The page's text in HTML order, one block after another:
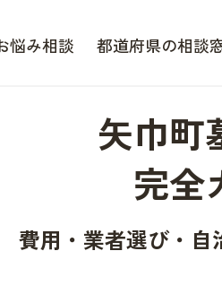
悩み相談 都道府県の相談
矢巾町
完全
費用・業者選び・